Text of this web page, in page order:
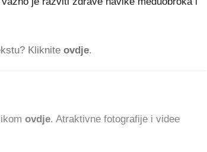
Kliknite ovdje.
ovdje. Atraktivne fotografije i videe